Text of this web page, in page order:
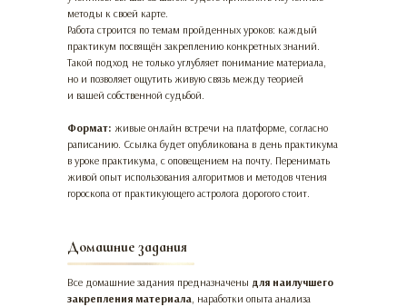
Все домашние задания предназначены для наилучшего
закрепления материала, наработки опыта анализа
Домашние задания
методы к своей карте.
Работа строится по темам пройденных уроков: каждый
практикум посвящён закреплению конкретных знаний.
Такой подход не только углубляет понимание материала,
но и позволяет ощутить живую связь между теорией
и вашей собственной судьбой.
Формат: живые онлайн встречи на платформе, согласно
раписанию. Ссылка будет опубликована в день практикума
в уроке практикума, с оповещением на почту. Перенимать
живой опыт использования алгоритмов и методов чтения
гороскопа от практикующего астролога дорогого стоит.